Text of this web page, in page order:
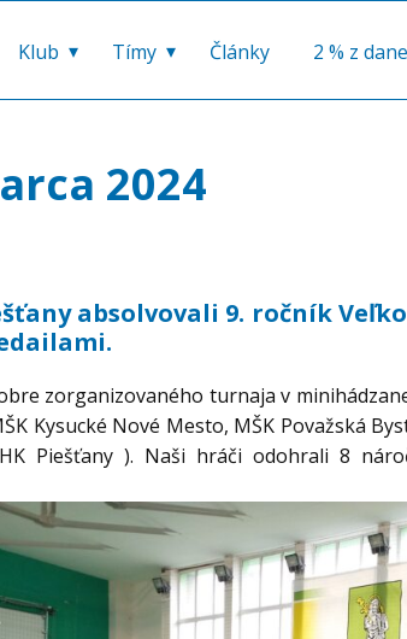
Klub Tímy Články 2 % z dane
2024
absolvovali 9. ročník
zorganizovaného turnaja v
Kysucké Nové Mesto, MŠK Považská
Piešťany ). Naši hráči odohrali 8